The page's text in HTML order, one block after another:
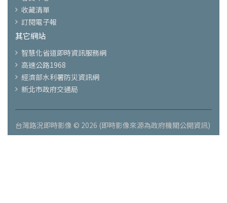
收藏清單
訂閱電子報
其它網站
智慧化省道即時資訊服務網
高速公路1968
經濟部水利署防災資訊網
新北市政府交通局
台灣路況即時影像 © 2026 (即時影像來源為政府機關公開資訊)